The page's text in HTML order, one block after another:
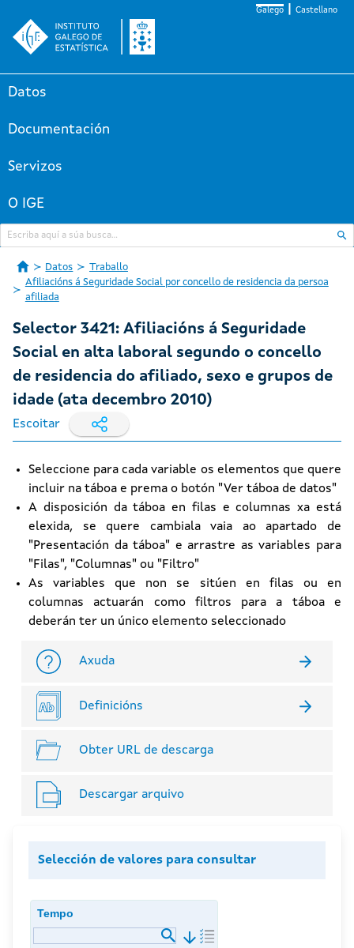
Galego Castellano
Datos
Documentación
Servizos
O IGE
Datos
Traballo
Afiliacións á Seguridade Social por concello de residencia da persoa
afiliada
Selector 3421: Afiliacións á Seguridade
Social en alta laboral segundo o concello
de residencia do afiliado, sexo e grupos de
idade (ata decembro 2010)
Escoitar
Seleccione para cada variable os elementos que quere
incluir na táboa e prema o botón "Ver táboa de datos"
A disposición da táboa en filas e columnas xa está
elexida, se quere cambiala vaia ao apartado de
"Presentación da táboa" e arrastre as variables para
"Filas", "Columnas" ou "Filtro"
As variables que non se sitúen en filas ou en
columnas actuarán como filtros para a táboa e
deberán ter un único elemento seleccionado
Axuda
Definicións
Obter URL de descarga
Descargar arquivo
Selección de valores para consultar
Tempo
arrow_downward